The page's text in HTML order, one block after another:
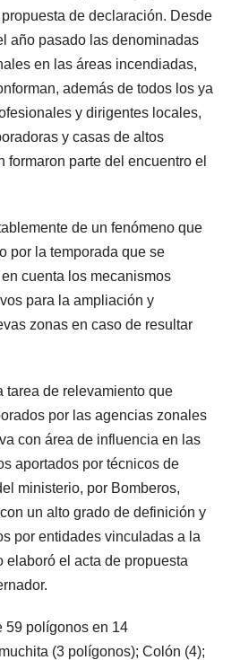
de declaración. Desde
año pasado las denominadas
en las áreas incendiadas,
además de todos los ya
y dirigentes locales,
y casas de altos
formaron parte del encuentro el
de un fenómeno que
por la temporada que se
cuenta los mecanismos
para la ampliación y
zonas en caso de resultar
tarea de relevamiento que
por las agencias zonales
con área de influencia en las
aportados por técnicos de
ministerio, por Bomberos,
un alto grado de definición y
por entidades vinculadas a la
elaboró el acta de propuesta
59 polígonos en 14
(3 polígonos); Colón (4);